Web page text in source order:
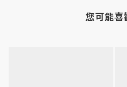
您可能喜